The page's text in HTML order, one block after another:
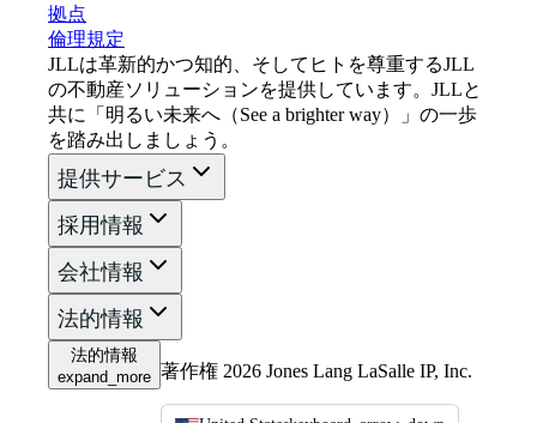
拠点
倫理規定
JLLは革新的かつ知的、そしてヒトを尊重するJLL
の不動産ソリューションを提供しています。JLLと
共に「明るい未来へ（See a brighter way）」の一歩
を踏み出しましょう。
提供サービス
採用情報
会社情報
法的情報
法的情報
expand_more 著作権 2026 Jones Lang LaSalle IP, Inc.